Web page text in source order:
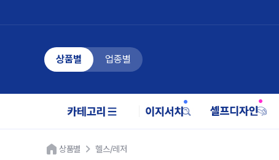
상품별 업종별
상품별 헬스/레저